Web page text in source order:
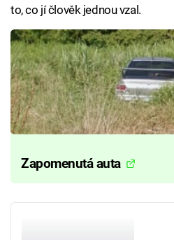
to, co jí člověk jednou vzal.
Zapomenutá auta